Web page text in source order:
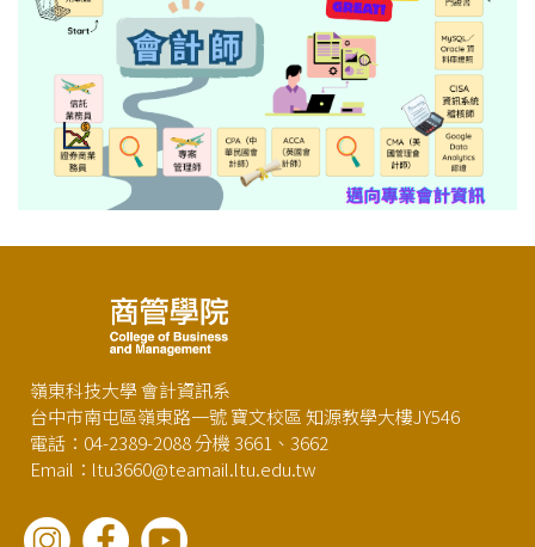
嶺東科技大學 會計資訊系
台中市南屯區嶺東路一號 寶文校區 知源教學大樓JY546
電話：04-2389-2088 分機 3661、3662
Email：ltu3660@teamail.ltu.edu.tw